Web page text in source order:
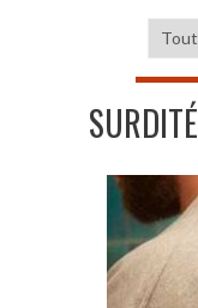
SURDITÉ